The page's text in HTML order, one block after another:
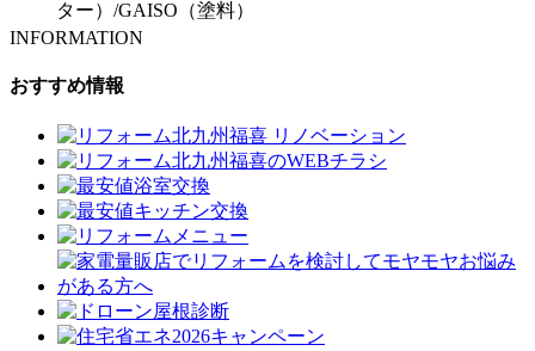
ター） /GAISO（塗料）
INFORMATION
おすすめ情報